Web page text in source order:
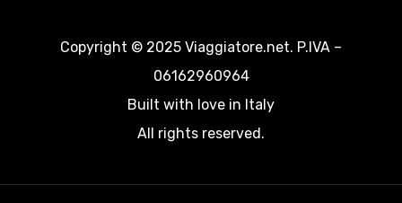
Copyright © 2025 Viaggiatore.net. P.IVA –
06162960964
Built with love in Italy
All rights reserved.